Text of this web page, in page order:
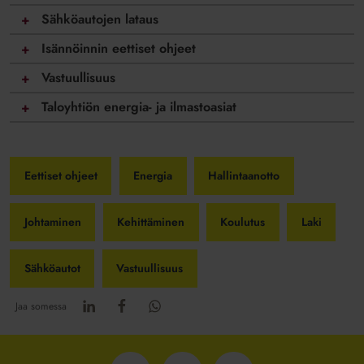
Sähköautojen lataus
Isännöinnin eettiset ohjeet
Vastuullisuus
Taloyhtiön energia- ja ilmastoasiat
Eettiset ohjeet Energia Hallintaanotto
Johtaminen Kehittäminen Koulutus Laki
Sähköautot Vastuullisuus
Jaa somessa